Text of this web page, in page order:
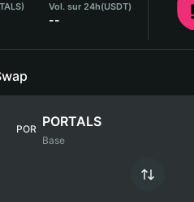
Vol. sur 24h(USDT)
--
POR PORTALS
Base